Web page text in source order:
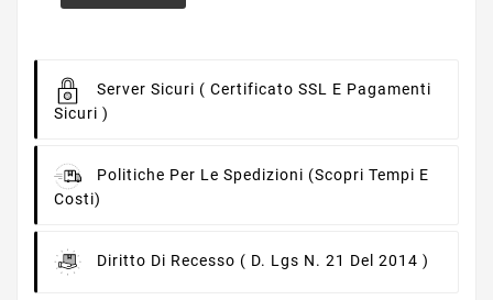
Server Sicuri ( Certificato SSL E Pagamenti
Sicuri )
Politiche Per Le Spedizioni (scopri Tempi E
Costi)
Diritto Di Recesso ( D. Lgs N. 21 Del 2014 )